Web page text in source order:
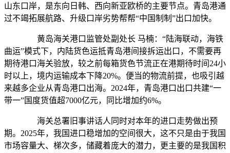
山东口岸，是东向日韩、西向新亚欧桥的主要节点。青岛港通
过不竭拓展航路、升级口岸劣势帮帮“中国制制”出口加快。
黄岛海关港口监管处副处长 马楠：“陆海联动，海铁
曲运”模式下，内陆货色运抵青岛港间接拆运出口，不需要再
期待港口海关验放，较之前每箱货色节流正在港期待时间24小
时以上，境内运输成本下降20%。便当的物流前提，也吸引越
来越多企业从青岛港口出海。2024年，青岛港口出口共建“一
带一”国度货值超7000亿元，同比增加约6%。
海关总署旧事讲话人同时对本年的进口走势做出预
期。2025年，我国进口稳增加的空间很大，这不只是由于我国
市场容量大、梯次多，储藏着庞大的潜力，更主要的是我国积